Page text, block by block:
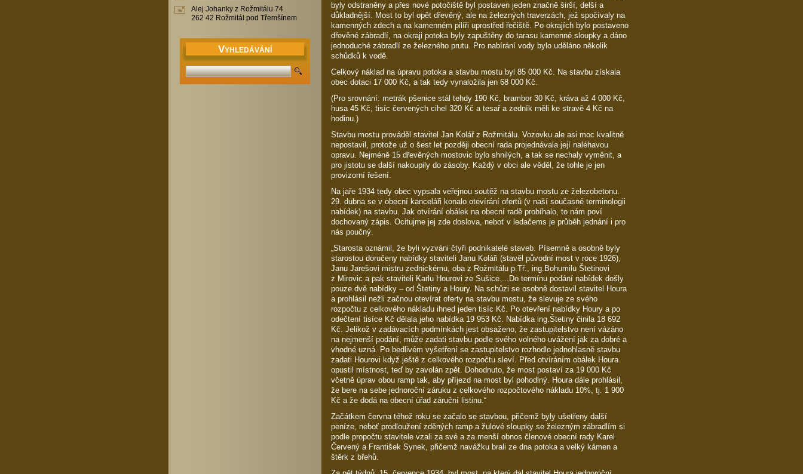
byly odstraněny a přes nové potočiště byl postaven jeden značně širší, delší a
důkladnější. Most to byl opět dřevěný, ale na železných traverzách, jež spočívaly na
kamenných zdech a na kamenném pilíři uprostřed řečiště. Po okrajích bylo postaveno
dřevěné zábradlí, na okraji potoka byly zapuštěny do tarasu kamenné sloupky a dáno
jednoduché zábradlí ze železného prutu. Pro nabírání vody bylo uděláno několik
schůdků k vodě.
Celkový náklad na úpravu potoka a stavbu mostu byl 85 000 Kč. Na stavbu získala
obec dotaci 17 000 Kč, a tak tedy vynaložila jen 68 000 Kč.
(Pro srovnání: metrák pšenice stál tehdy 190 Kč, brambor 30 Kč, kráva až 4 000 Kč,
husa 45 Kč, tisíc červených cihel 320 Kč a tesař a zedník měli ke stravě 4 Kč na
hodinu.)
Stavbu mostu prováděl stavitel Jan Kolář z Rožmitálu. Vozovku ale asi moc kvalitně
nepostavil, protože už o šest let později obecní rada projednávala její naléhavou
opravu. Nejméně 15 dřevěných mostovic bylo shnilých, a tak se nechaly vyměnit, a
pro jistotu se další nakoupily do zásoby. Každý v obci ale věděl, že tohle je jen
provizorní řešení.
Na jaře 1934 tedy obec vypsala veřejnou soutěž na stavbu mostu ze železobetonu.
29. dubna se v obecní kanceláři konalo otevírání ofertů (v naší současné terminologii
nabídek) na stavbu. Jak otvírání obálek na obecní radě probíhalo, to nám poví
dochovaný zápis. Ocitujme jej zde doslova, neboť v ledačems je průběh jednání i pro
nás poučný.
„Starosta oznámil, že byli vyzváni čtyři podnikatelé staveb. Písemně a osobně byly
starostou doručeny nabídky staviteli Janu Koláři (stavěl původní most v roce 1926),
Janu Jarešovi mistru zednickému, oba z Rožmitálu p.Tř., ing.Bohumilu Štetinovi
z Mirovic a pak staviteli Karlu Hourovi ze Sušice....Do termínu podání nabídek došly
pouze dvě nabídky – od Štetiny a Houry. Na schůzi se osobně dostavil stavitel Houra
a prohlásil nežli začnou otevírat oferty na stavbu mostu, že slevuje ze svého
rozpočtu z celkového nákladu ihned jeden tisíc Kč. Po otevření nabídky Houry a po
odečtení tisíce Kč dělala jeho nabídka 19 953 Kč. Nabídka ing.Štetiny činila 18 692
Kč. Jelikož v zadávacích podmínkách jest obsaženo, že zastupitelstvo není vázáno
na nejmenší podání, může zadati stavbu podle svého volného uvážení jak za dobré a
vhodné uzná. Po bedlivém vyšetření se zastupitelstvo rozhodlo jednohlasně stavbu
zadati Hourovi když ještě z celkového rozpočtu sleví. Před otvíráním obálek Houra
opustil místnost, teď by zavolán zpět. Dohodnuto, že most postaví za 19 000 Kč
včetně úprav obou ramp tak, aby příjezd na most byl pohodlný. Houra dále prohlásil,
že bere na sebe jednoroční záruku z celkového rozpočtového nákladu 10%, tj. 1 900
Kč a že dodá na obecní úřad záruční listinu.“
Začátkem června téhož roku se začalo se stavbou, přičemž byly ušetřeny další
peníze, neboť prodloužení zděných ramp a žulové sloupky se železným zábradlím si
podle propočtu stavitele vzali za své a za menší obnos členové obecní rady Karel
Červený a František Synek, přičemž navážku brali ze dna potoka a velký kámen a
štěrk z břehů.
Alej Johanky z Rožmitálu 74
262 42 Rožmitál pod Třemšínem
VYHLEDÁVÁNÍ